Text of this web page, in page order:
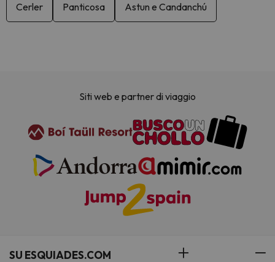
Cerler Panticosa Astun e Candanchú
Siti web e partner di viaggio
SU ESQUIADES.COM